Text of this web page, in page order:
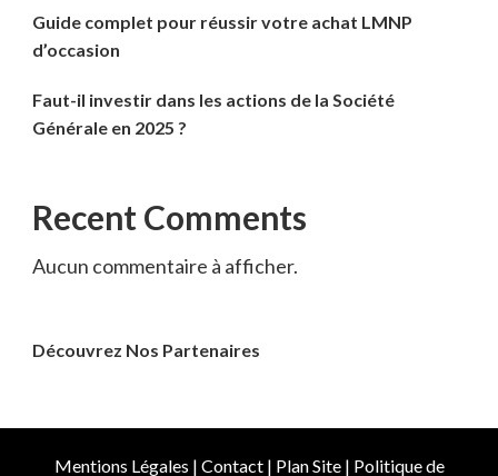
Guide complet pour réussir votre achat LMNP
d’occasion
Faut-il investir dans les actions de la Société
Générale en 2025 ?
Recent Comments
Aucun commentaire à afficher.
Découvrez Nos Partenaires
Mentions Légales | Contact| Plan Site| Politique de